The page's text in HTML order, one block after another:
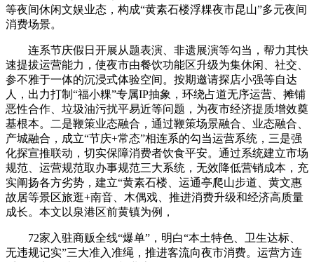
等夜间休闲文娱业态，构成“黄素石楼浮粿夜市昆山”多元夜间
消费场景。
连系节庆假日开展从题表演、非遗展演等勾当，帮力其快
速提拔运营能力，使夜市由餐饮功能区升级为集休闲、社交、
参不雅于一体的沉浸式体验空间。按期邀请探店小强等自达
人，出力打制“福小粿”专属IP抽象，环绕占道无序运营、摊铺
恶性合作、垃圾油污扰平易近等问题，为夜市经济提质增效奠
基根本。二是鞭策业态融合，通过鞭策场景融合、业态融合、
产城融合，成立“节庆+常态”相连系的勾当运营系统，三是强
化探宣推联动，切实保障消费者饮食平安。通过系统建立市场
规范、运营规范取办事规范三大系统，无效降低营销成本，充
实阐扬各方劣势，建立“黄素石楼、运通亭爬山步道、黄文惠
故居等景区旅逛+南音、木偶戏、推进消费升级和经济高质量
成长。本文以泉港区前黄镇为例，
72家入驻商贩全线“爆单”，明白“本土特色、卫生达标、
无违规记实”三大准入准绳，推进客流向夜市消费。运营方连